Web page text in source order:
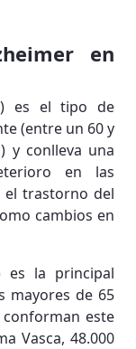
en
es el tipo de
(entre un 60 y
y conlleva una
en las
el trastorno del
cambios en
es la principal
mayores de 65
conforman este
Vasca, 48.000